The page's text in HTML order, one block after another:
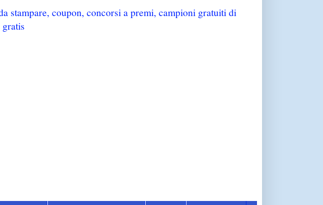
stampare, coupon, concorsi a premi, campioni gratuiti di